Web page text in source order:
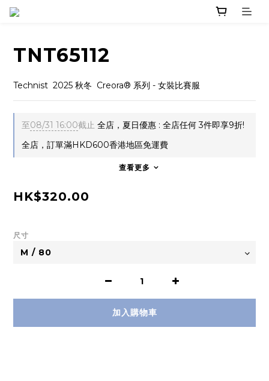
TNT65112
Technist  2025 秋冬  Creora® 系列 - 女裝比賽服
至08/31 16:00截止 全店，夏日優惠 : 全店任何 3件即享9折!
全店，訂單滿HKD600香港地區免運費
查看更多
HK$320.00
尺寸
加入購物車